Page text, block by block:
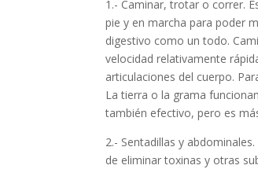
1.- Caminar, trotar o correr.
pie y en marcha para poder
digestivo como un todo.
velocidad relativamente
articulaciones del cuerpo.
La tierra o la grama
también efectivo, pero es
2.- Sentadillas y
de eliminar toxinas y otras